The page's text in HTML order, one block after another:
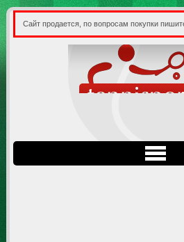
Сайт продается, по вопросам покупки